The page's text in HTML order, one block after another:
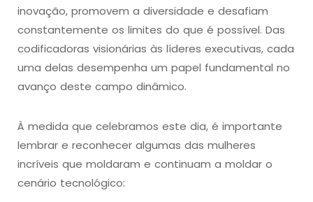
inovação, promovem a diversidade e desafiam
constantemente os limites do que é possível. Das
codificadoras visionárias às líderes executivas, cada
uma delas desempenha um papel fundamental no
avanço deste campo dinâmico.
À medida que celebramos este dia, é importante
lembrar e reconhecer algumas das mulheres
incríveis que moldaram e continuam a moldar o
cenário tecnológico: